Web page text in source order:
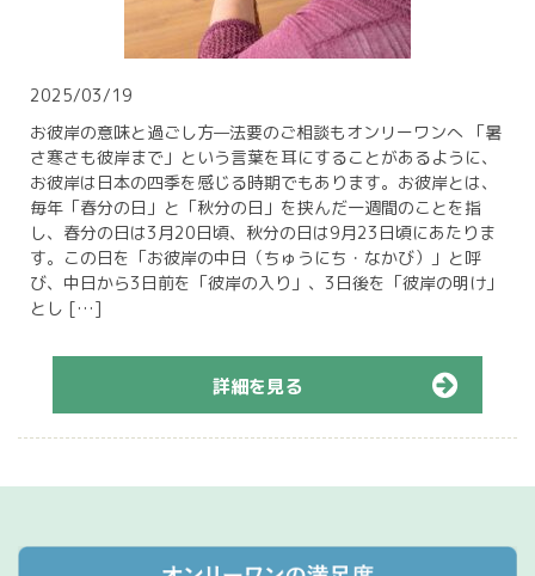
2025/03/19
お彼岸の意味と過ごし方—法要のご相談もオンリーワンへ 「暑
さ寒さも彼岸まで」という言葉を耳にすることがあるように、
お彼岸は日本の四季を感じる時期でもあります。お彼岸とは、
毎年「春分の日」と「秋分の日」を挟んだ一週間のことを指
し、春分の日は3月20日頃、秋分の日は9月23日頃にあたりま
す。この日を「お彼岸の中日（ちゅうにち・なかび）」と呼
び、中日から3日前を「彼岸の入り」、3日後を「彼岸の明け」
とし […]
詳細を見る